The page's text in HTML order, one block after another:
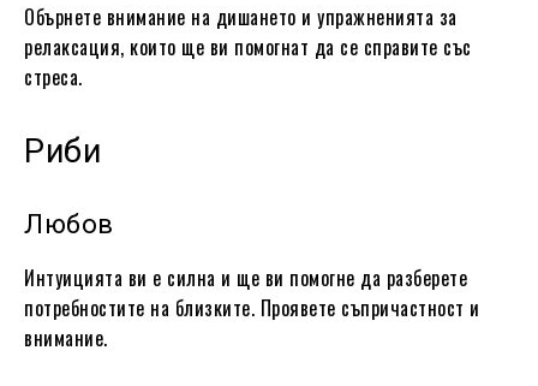
Обърнете внимание на дишането и упражненията за
релаксация, които ще ви помогнат да се справите със
стреса.
Риби
Любов
Интуицията ви е силна и ще ви помогне да разберете
потребностите на близките. Проявете съпричастност и
внимание.